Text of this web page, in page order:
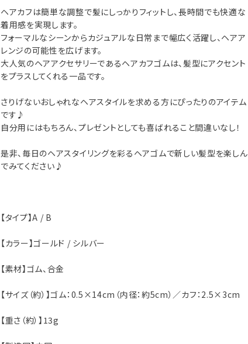
ヘアカフは簡単な調整で髪にしっかりフィットし、長時間でも快適な
着用感を実現します。
フォーマルなシーンからカジュアルな日常まで幅広く活躍し、ヘアア
レンジの可能性を広げます。
大人気のヘアアクセサリーであるヘアカフゴムは、髪型にアクセント
をプラスしてくれる一品です。
さりげないおしゃれなヘアスタイルを求める方にぴったりのアイテム
です♪
自分用にはもちろん、プレゼントとしても喜ばれること間違いなし！
是非、毎日のヘアスタイリングを彩るヘアゴムで新しい髪型を楽しん
でみてください♪
【タイプ】A / B
【カラー】ゴールド / シルバー
【素材】ゴム、合金
【サイズ（約）】ゴム：0.5×14cm（内径：約5cm）／カフ：2.5×3cm
【重さ（約）】13g